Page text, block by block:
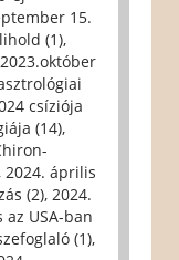
15.
(1),
2023.október
csíziója
(14),
2024. április
(2), 2024.
USA-ban
(1),